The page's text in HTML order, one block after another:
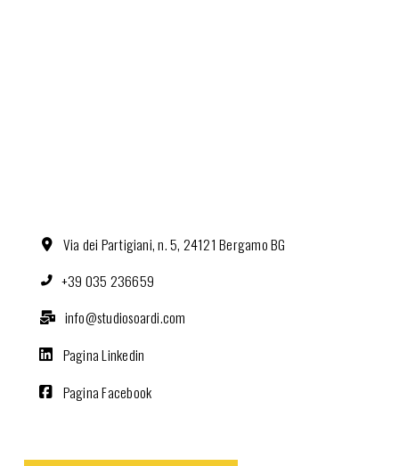
Via dei Partigiani, n. 5, 24121 Bergamo BG
+39 035 236659
info@studiosoardi.com
Pagina Linkedin
Pagina Facebook